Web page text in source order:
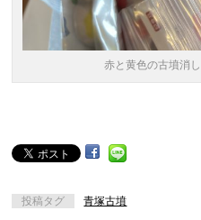
赤と黄色の古墳消
投稿タグ 青塚古墳